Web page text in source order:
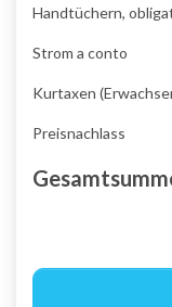
Handtüchern,
Strom a conto
Kurtaxen
Preisnachlass